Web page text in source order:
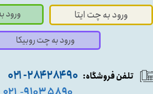
ورود به چت ایتا ورود
تلفن فروشگاه: ۹۰ ۲۸۴ ۲۸۴- ۰۲۱
ورود به چت روبیکا